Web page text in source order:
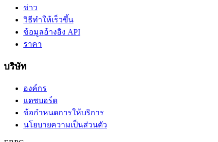
ข่าว
วิธีทำให้เร็วขึ้น
ข้อมูลอ้างอิง API
ราคา
บริษัท
องค์กร
แดชบอร์ด
ข้อกำหนดการให้บริการ
นโยบายความเป็นส่วนตัว